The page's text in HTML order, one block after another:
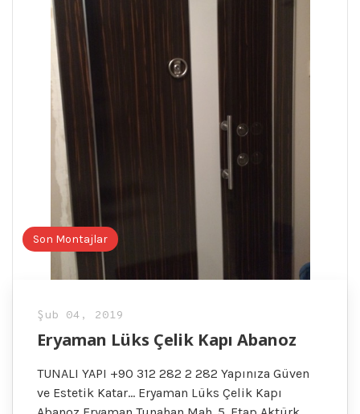
Son Montajlar
Şub 04, 2019
Eryaman Lüks Çelik Kapı Abanoz
TUNALI YAPI +90 312 282 2 282 Yapınıza Güven
ve Estetik Katar… Eryaman Lüks Çelik Kapı